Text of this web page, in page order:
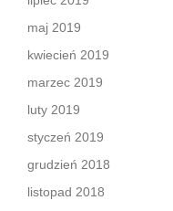
maj 2019
kwiecień 2019
marzec 2019
luty 2019
styczeń 2019
grudzień 2018
listopad 2018